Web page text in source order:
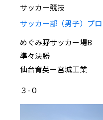
サッカー競技
サッカー部（男子）プ
めぐみ野サッカー場B
準々決勝
仙台育英ー宮城工業
３-０